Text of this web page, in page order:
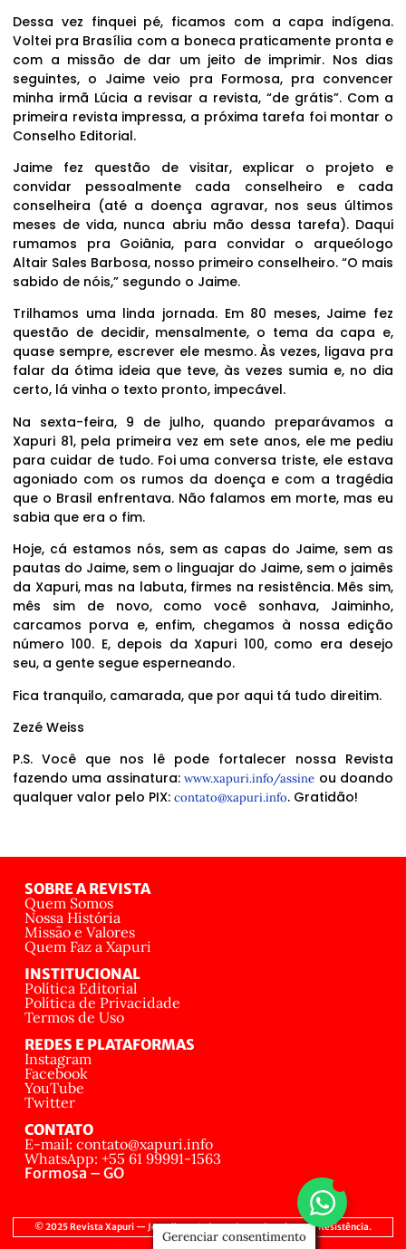
Dessa vez finquei pé, ficamos com a capa indígena.
Voltei pra Brasília com a boneca praticamente pronta e
com a missão de dar um jeito de imprimir. Nos dias
seguintes, o Jaime veio pra Formosa, pra convencer
minha irmã Lúcia a revisar a revista, “de grátis”. Com a
primeira revista impressa, a próxima tarefa foi montar o
Conselho Editorial.
Jaime fez questão de visitar, explicar o projeto e
convidar pessoalmente cada conselheiro e cada
conselheira (até a doença agravar, nos seus últimos
meses de vida, nunca abriu mão dessa tarefa). Daqui
rumamos pra Goiânia, para convidar o arqueólogo
Altair Sales Barbosa, nosso primeiro conselheiro. “O mais
sabido de nóis,” segundo o Jaime.
Trilhamos uma linda jornada. Em 80 meses, Jaime fez
questão de decidir, mensalmente, o tema da capa e,
quase sempre, escrever ele mesmo. Às vezes, ligava pra
falar da ótima ideia que teve, às vezes sumia e, no dia
certo, lá vinha o texto pronto, impecável.
Na sexta-feira, 9 de julho, quando preparávamos a
Xapuri 81, pela primeira vez em sete anos, ele me pediu
para cuidar de tudo. Foi uma conversa triste, ele estava
agoniado com os rumos da doença e com a tragédia
que o Brasil enfrentava. Não falamos em morte, mas eu
sabia que era o fim.
Hoje, cá estamos nós, sem as capas do Jaime, sem as
pautas do Jaime, sem o linguajar do Jaime, sem o jaimês
da Xapuri, mas na labuta, firmes na resistência. Mês sim,
mês sim de novo, como você sonhava, Jaiminho,
carcamos porva e, enfim, chegamos à nossa edição
número 100. E, depois da Xapuri 100, como era desejo
seu, a gente segue esperneando.
Fica tranquilo, camarada, que por aqui tá tudo direitim.
Zezé Weiss
P.S. Você que nos lê pode fortalecer nossa Revista
fazendo uma assinatura:www.xapuri.info/assine ou doando
qualquer valor pelo PIX: contato@xapuri.info. Gratidão!
SOBRE A REVISTA
Quem Somos
Nossa História
Missão e Valores
Quem Faz a Xapuri
INSTITUCIONAL
Política Editorial
Política de Privacidade
Termos de Uso
REDES E PLATAFORMAS
Instagram
Facebook
YouTube
Twitter
CONTATO
E-mail: contato@xapuri.info
WhatsApp: +55 61 99991-1563
Formosa – GO
© 2025 Revista Xapuri — Jornalismo Independente, Popular e de Resistência.
Gerenciar consentimento